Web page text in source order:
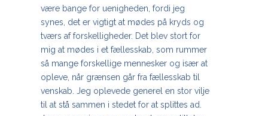
være bange for uenigheden, fordi jeg
synes, det er vigtigt at mødes på kryds og
tværs af forskelligheder. Det blev stort for
mig at mødes i et fællesskab, som rummer
så mange forskellige mennesker og især at
opleve, når grænsen går fra fællesskab til
venskab. Jeg oplevede generel en stor vilje
til at stå sammen i stedet for at splittes ad.